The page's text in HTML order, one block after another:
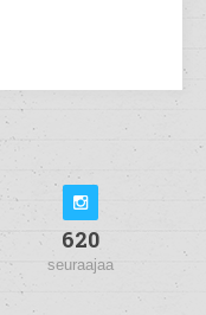
620
seuraajaa